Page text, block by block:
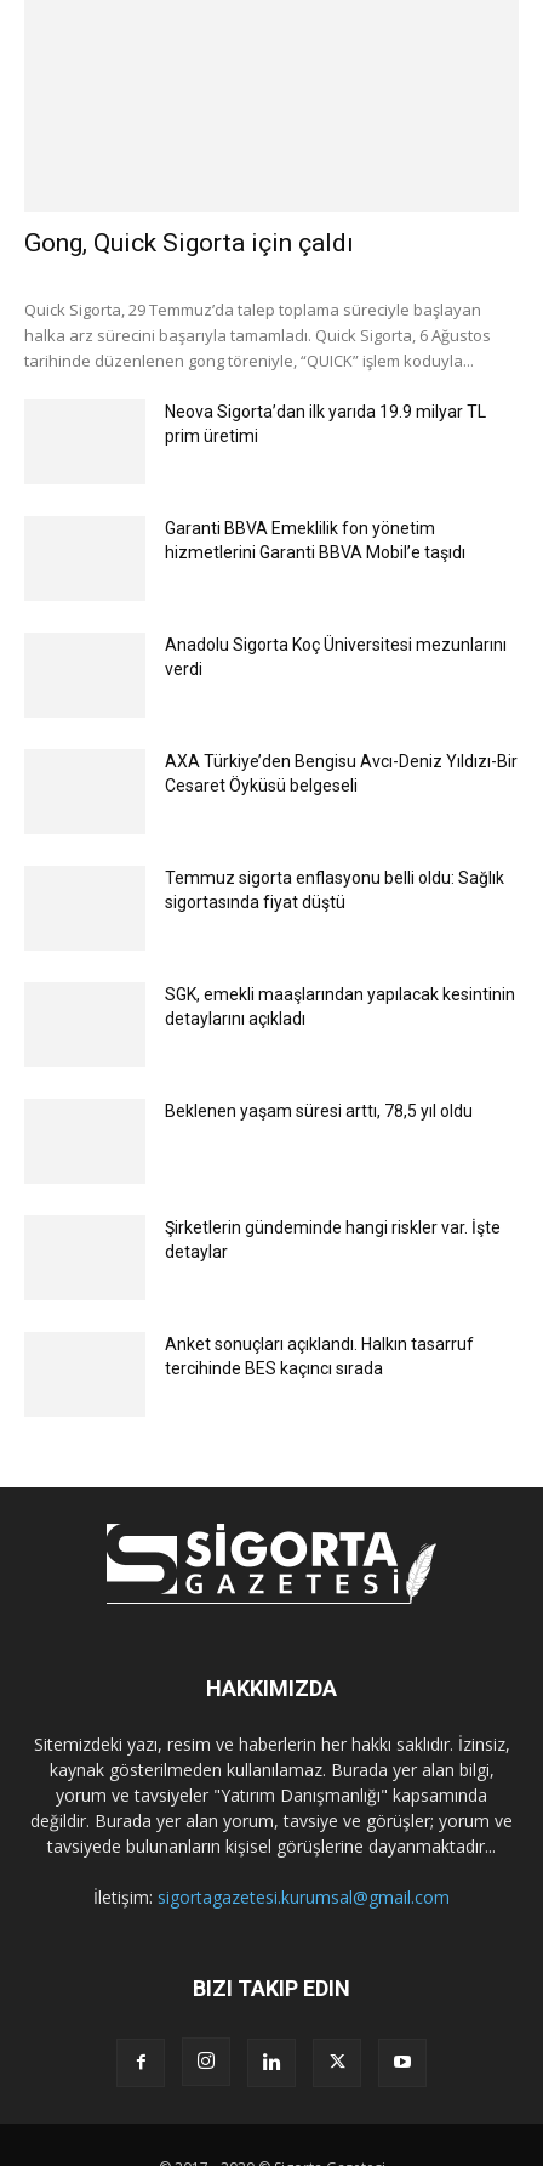
Gong, Quick Sigorta için çaldı
Quick Sigorta, 29 Temmuz’da talep toplama süreciyle başlayan
halka arz sürecini başarıyla tamamladı. Quick Sigorta, 6 Ağustos
tarihinde düzenlenen gong töreniyle, “QUICK” işlem koduyla...
Neova Sigorta’dan ilk yarıda 19.9 milyar TL
prim üretimi
Garanti BBVA Emeklilik fon yönetim
hizmetlerini Garanti BBVA Mobil’e taşıdı
Anadolu Sigorta Koç Üniversitesi mezunlarını
verdi
AXA Türkiye’den Bengisu Avcı-Deniz Yıldızı-Bir
Cesaret Öyküsü belgeseli
Temmuz sigorta enflasyonu belli oldu: Sağlık
sigortasında fiyat düştü
SGK, emekli maaşlarından yapılacak kesintinin
detaylarını açıkladı
Beklenen yaşam süresi arttı, 78,5 yıl oldu
Şirketlerin gündeminde hangi riskler var. İşte
detaylar
Anket sonuçları açıklandı. Halkın tasarruf
tercihinde BES kaçıncı sırada
HAKKIMIZDA
Sitemizdeki yazı, resim ve haberlerin her hakkı saklıdır. İzinsiz,
kaynak gösterilmeden kullanılamaz. Burada yer alan bilgi,
yorum ve tavsiyeler "Yatırım Danışmanlığı" kapsamında
değildir. Burada yer alan yorum, tavsiye ve görüşler; yorum ve
tavsiyede bulunanların kişisel görüşlerine dayanmaktadır...
İletişim: sigortagazetesi.kurumsal@gmail.com
BIZI TAKIP EDIN